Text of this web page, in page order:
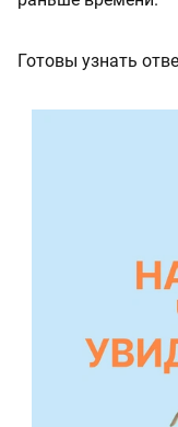
Готовы узнать